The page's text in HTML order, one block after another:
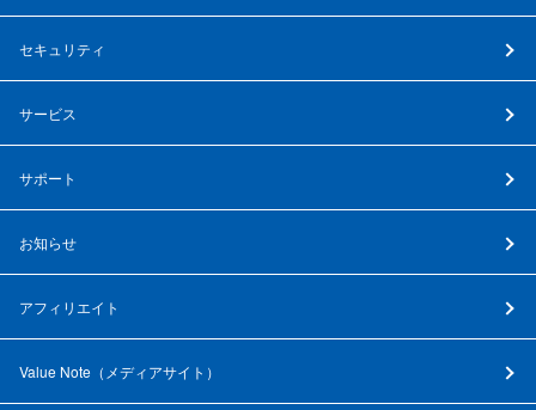
セキュリティ
サービス
サポート
お知らせ
アフィリエイト
Value Note（ メディアサイト ）